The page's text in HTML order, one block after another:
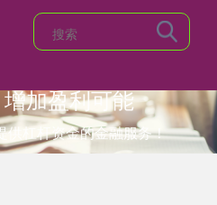
加盈利可能
供杠杆资金的金融服务！